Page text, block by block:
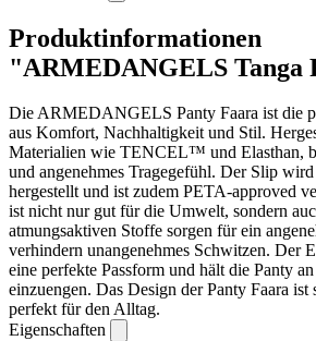
Produktinformationen
"ARMEDANGELS Tanga
Die ARMEDANGELS Panty Faara ist die
aus Komfort, Nachhaltigkeit und Stil.
Materialien wie TENCEL™ und Elasthan,
und angenehmes Tragegefühl. Der Slip
hergestellt und ist zudem PETA-approved
ist nicht nur gut für die Umwelt, sondern
atmungsaktiven Stoffe sorgen für ein
verhindern unangenehmes Schwitzen. Der
eine perfekte Passform und hält die Panty
einzuengen. Das Design der Panty Faara ist
perfekt für den Alltag.
Eigenschaften